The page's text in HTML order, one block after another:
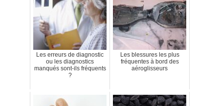
Les erreurs de diagnostic
ou les diagnostics
manqués sont-ils fréquents
?
Les blessures les plus
fréquentes à bord des
aéroglisseurs